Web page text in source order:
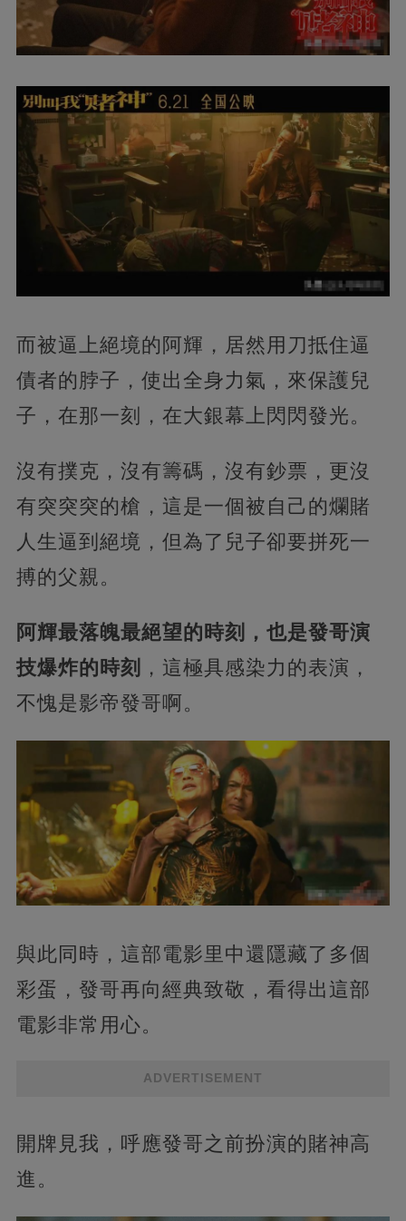
而被逼上絕境的阿輝，居然用刀抵住逼
債者的脖子，使出全身力氣，來保護兒
子，在那一刻，在大銀幕上閃閃發光。
沒有撲克，沒有籌碼，沒有鈔票，更沒
有突突突的槍，這是一個被自己的爛賭
人生逼到絕境，但為了兒子卻要拼死一
搏的父親。
阿輝最落魄最絕望的時刻，也是發哥演
技爆炸的時刻 ，這極具感染力的表演，
不愧是影帝發哥啊。
與此同時，這部電影里中還隱藏了多個
彩蛋，發哥再向經典致敬，看得出這部
電影非常用心。
ADVERTISEMENT
開牌見我，呼應發哥之前扮演的賭神高
進。